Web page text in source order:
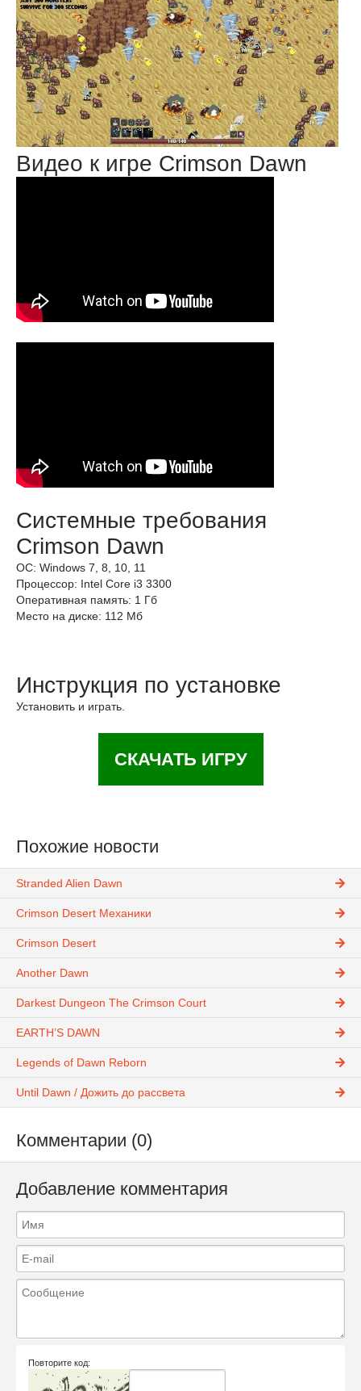
Видео к игре Crimson Dawn
Системные требования
Crimson Dawn
ОС: Windows 7, 8, 10, 11
Процессор: Intel Core i3 3300
Оперативная память: 1 Гб
Место на диске: 112 Мб
Инструкция по установке
Установить и играть.
СКАЧАТЬ ИГРУ
Похожие новости
Stranded Alien Dawn
Crimson Desert Механики
Crimson Desert
Another Dawn
Darkest Dungeon The Crimson Court
EARTH’S DAWN
Legends of Dawn Reborn
Until Dawn / Дожить до рассвета
Комментарии (0)
Добавление комментария
Повторите код: